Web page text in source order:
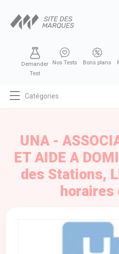
Demander
Test
Nos Tests Bons plans
Catégories
BIO & ENVIRONNEMENT
UNA -
ET AIDE A
des Stations,
horaires